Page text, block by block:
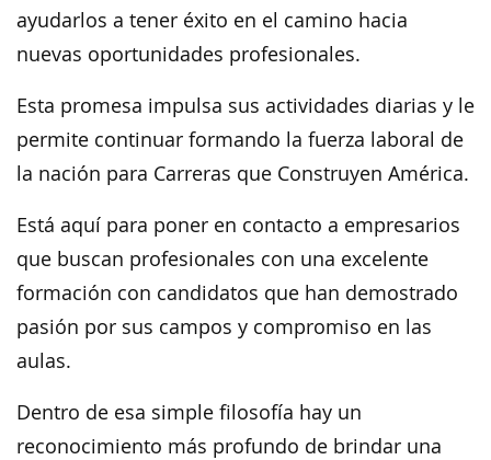
ayudarlos a tener éxito en el camino hacia
nuevas oportunidades profesionales.
Esta promesa impulsa sus actividades diarias y le
permite continuar formando la fuerza laboral de
la nación para Carreras que Construyen América.
Está aquí para poner en contacto a empresarios
que buscan profesionales con una excelente
formación con candidatos que han demostrado
pasión por sus campos y compromiso en las
aulas.
Dentro de esa simple filosofía hay un
reconocimiento más profundo de brindar una